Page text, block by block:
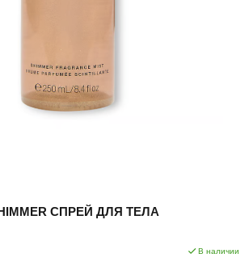
CПРЕЙ ДЛЯ ТЕЛА
В наличии